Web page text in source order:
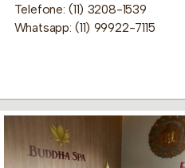
Telefone: (11) 3208-1539
Whatsapp: (11) 99922-7115